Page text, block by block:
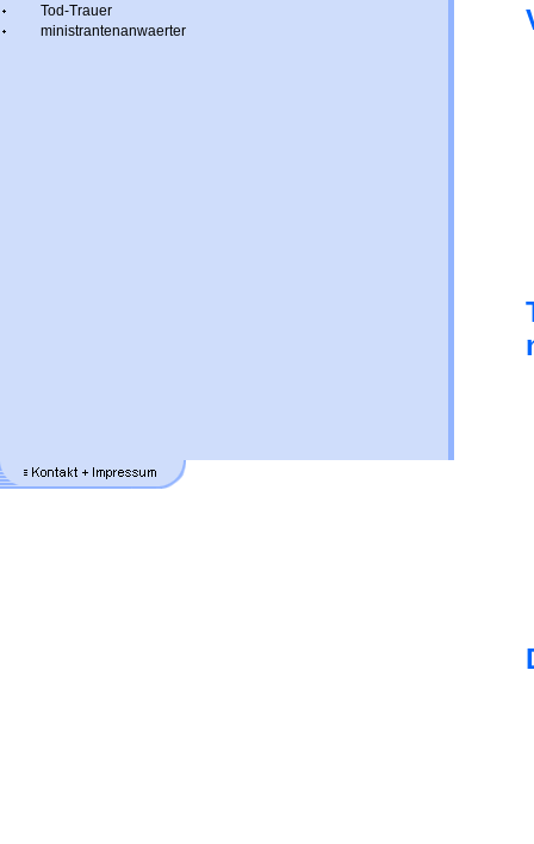
Tod-Trauer
ministrantenanwaerter